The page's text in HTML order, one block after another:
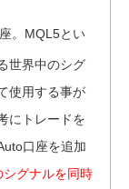
。MQL5とい
世界中のシグ
使用する事が
にトレードを
口座を追加
グナルを同時